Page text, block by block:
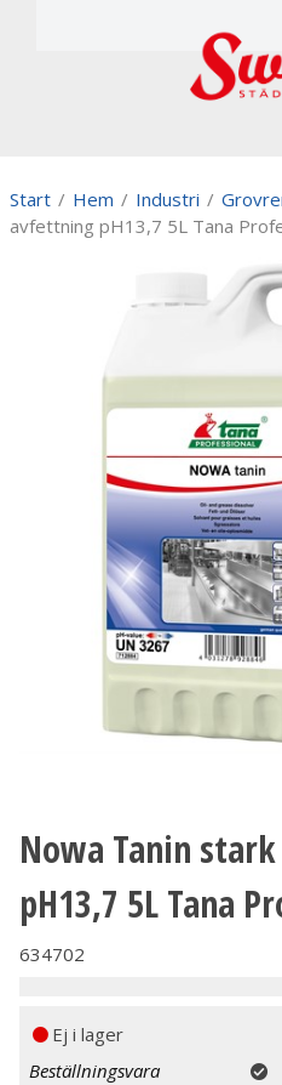
Start / Hem / Industri /
avfettning pH13,7 5L Tana
Nowa Tanin
pH13,7 5L Tana
634702
Ej i lager
Beställningsvara